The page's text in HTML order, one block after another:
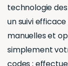
technologie
un suivi
manuelles et
simplement